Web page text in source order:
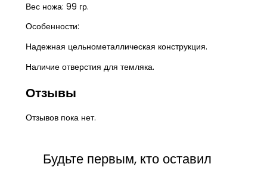
Вес ножа: 99 гр.
Особенности:
Надежная цельнометаллическая конструкция.
Наличие отверстия для темляка.
Отзывы
Отзывов пока нет.
Будьте первым, кто оставил